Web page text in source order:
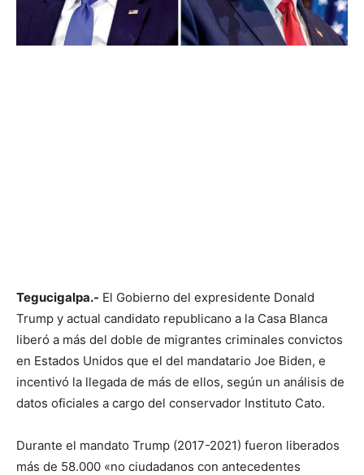
Tegucigalpa.- El Gobierno del expresidente Donald
Trump y actual candidato republicano a la Casa Blanca
liberó a más del doble de migrantes criminales convictos
en Estados Unidos que el del mandatario Joe Biden, e
incentivó la llegada de más de ellos, según un análisis de
datos oficiales a cargo del conservador Instituto Cato.
Durante el mandato Trump (2017-2021) fueron liberados
más de 58.000 «no ciudadanos con antecedentes